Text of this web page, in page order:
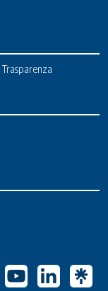
Trasparenza